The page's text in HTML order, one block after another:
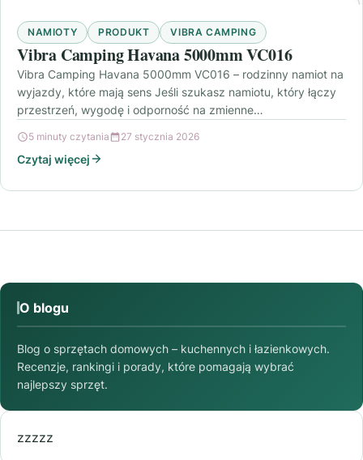
NAMIOTY PRODUKT VIBRA CAMPING
Vibra Camping Havana 5000mm VC016
Vibra Camping Havana 5000mm VC016 – rodzinny namiot na
wyjazdy, które mają sens Jeśli szukasz namiotu, który łączy
przestrzeń, wygodę i odporność na zmienne…
5 minuty czytania 27 stycznia 2026
Czytaj więcej
O blogu
Blog o sprzętach domowych – kuchennych i łazienkowych.
Recenzje, rankingi i porady, które pomagają wybrać
najlepszy sprzęt.
zzzzz